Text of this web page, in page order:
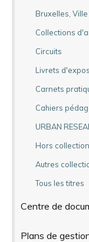
Bruxelles,
Collections
Circuits
Livrets
Carnets
Cahiers
URBAN
Hors collection
Autres
Tous les titres
Centre de
Plans de